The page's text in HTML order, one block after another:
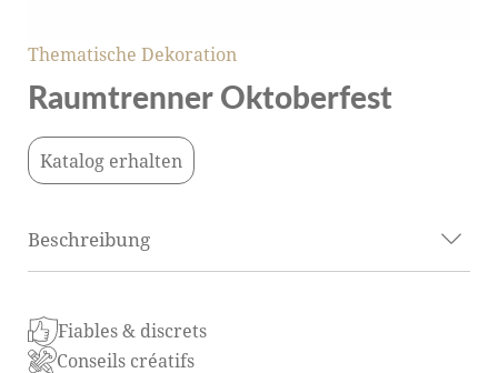
Thematische Dekoration
Raumtrenner Oktoberfest
Katalog erhalten
Beschreibung
Der Raumteiler Oktoberfest bringt echte
bayerische Festzelt-Atmosphäre auf Ihr Event.
Fiables & discrets
Conseils créatifs